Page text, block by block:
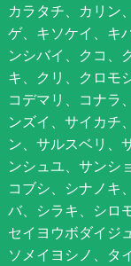
カラタチ、カリン
ゲ、キソケイ、キ
ンシバイ、クコ、
キ、クリ、クロモ
コデマリ、コナラ
ンズイ、サイカチ
ン、サルスベリ、
ンシュユ、サンシ
コブシ、シナノキ
バ、シラキ、シロ
セイヨウボダイジ
ソメイヨシノ、タ